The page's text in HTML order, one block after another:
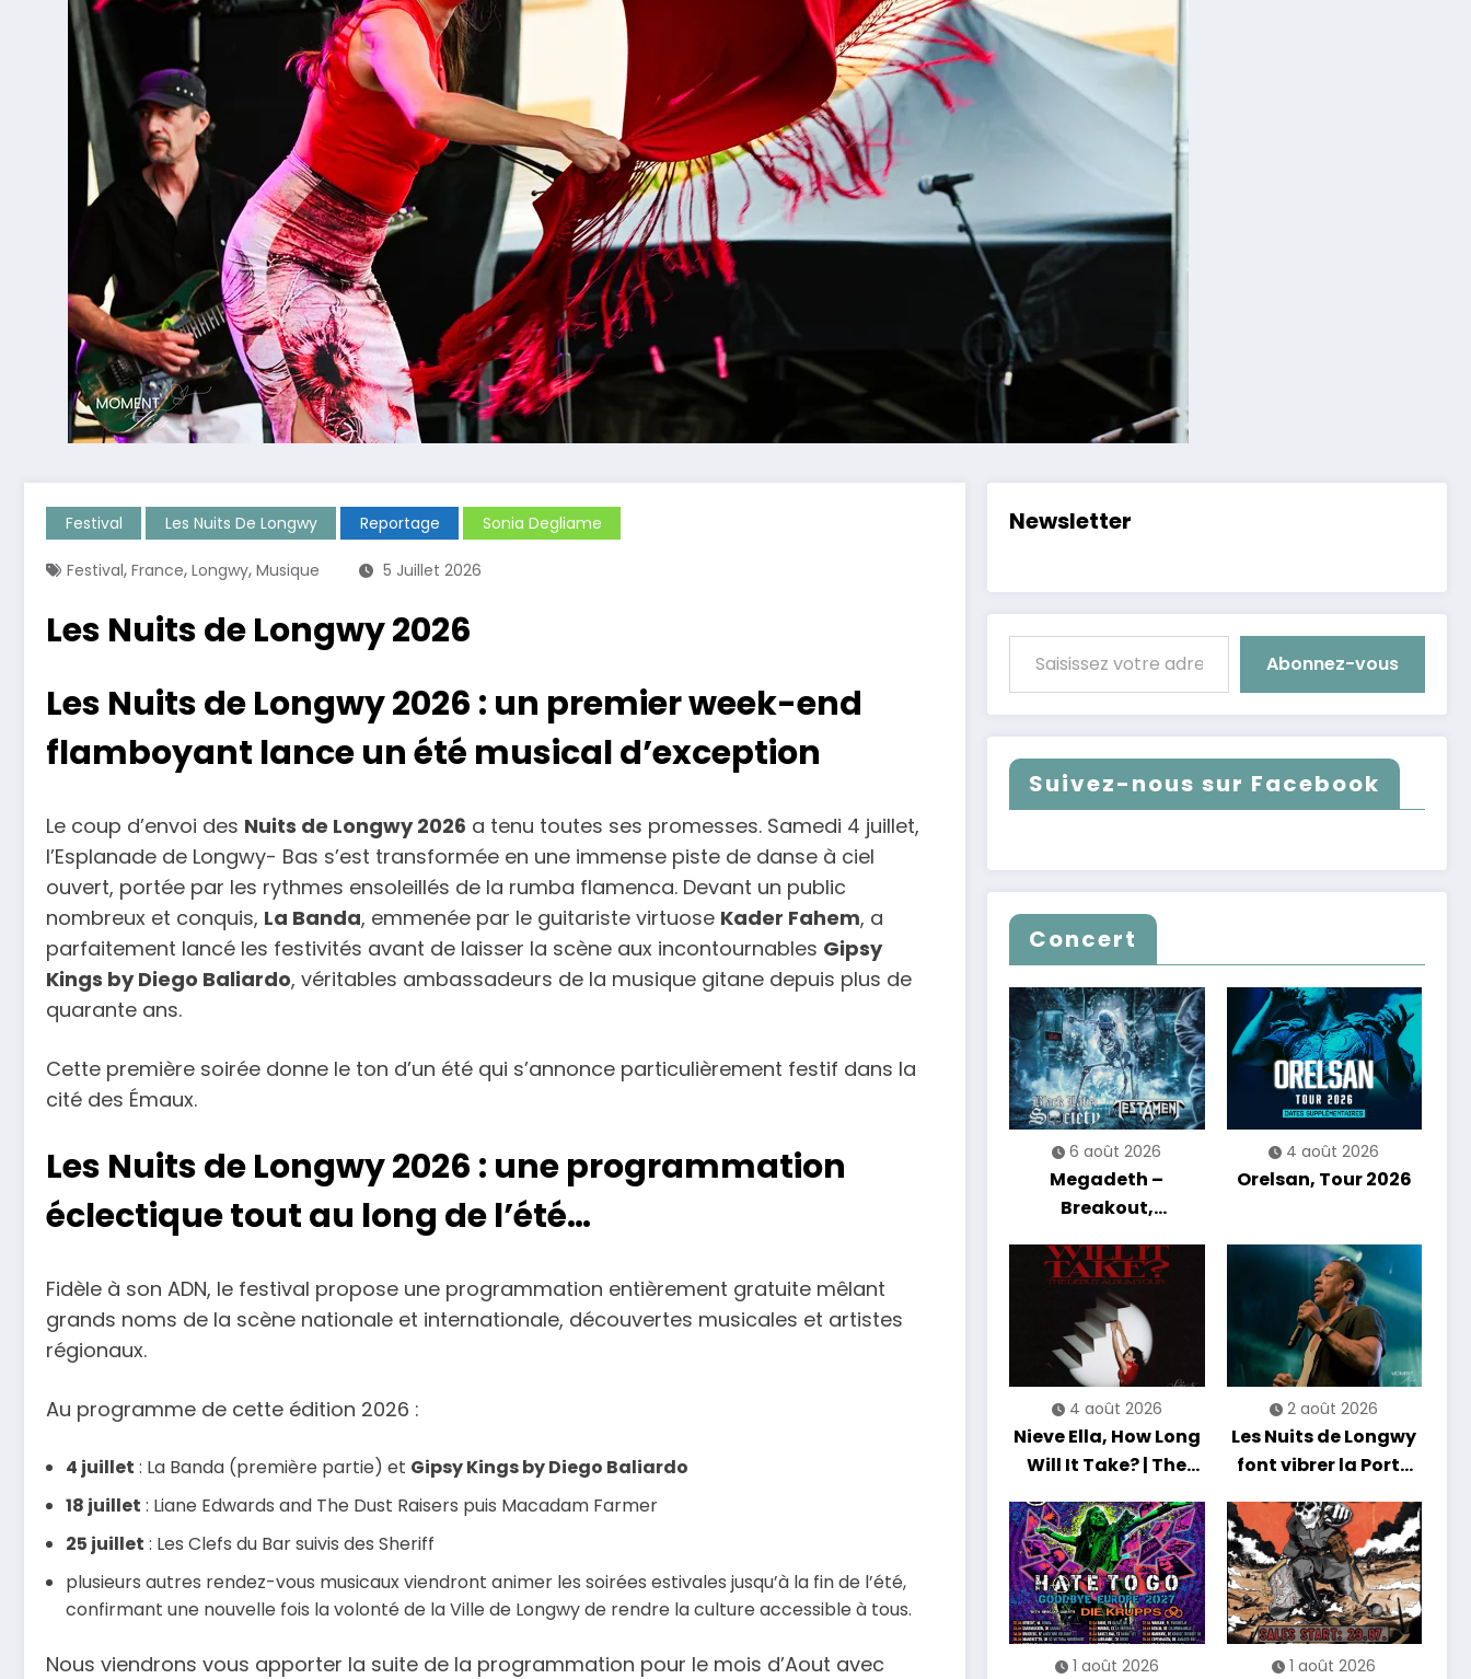
Festival Les Nuits De Longwy Reportage Sonia Degliame
Festival, France, Longwy, Musique 5 Juillet 2026
Les Nuits de Longwy 2026
Les Nuits de Longwy 2026 : un premier week-end
flamboyant lance un été musical d’exception
Le coup d’envoi des Nuits de Longwy 2026 a tenu toutes ses promesses. Samedi 4 juillet,
l’Esplanade de Longwy- Bas s’est transformée en une immense piste de danse à ciel
ouvert, portée par les rythmes ensoleillés de la rumba flamenca. Devant un public
nombreux et conquis, La Banda, emmenée par le guitariste virtuose Kader Fahem, a
parfaitement lancé les festivités avant de laisser la scène aux incontournables Gipsy
Kings by Diego Baliardo, véritables ambassadeurs de la musique gitane depuis plus de
quarante ans.
Cette première soirée donne le ton d’un été qui s’annonce particulièrement festif dans la
cité des Émaux.
Les Nuits de Longwy 2026 : une programmation
éclectique tout au long de l’été…
Fidèle à son ADN, le festival propose une programmation entièrement gratuite mêlant
grands noms de la scène nationale et internationale, découvertes musicales et artistes
régionaux.
Au programme de cette édition 2026 :
4 juillet : La Banda (première partie) et Gipsy Kings by Diego Baliardo
18 juillet : Liane Edwards and The Dust Raisers puis Macadam Farmer
25 juillet : Les Clefs du Bar suivis des Sheriff
plusieurs autres rendez-vous musicaux viendront animer les soirées estivales jusqu’à la fin de l’été,
confirmant une nouvelle fois la volonté de la Ville de Longwy de rendre la culture accessible à tous.
Nous viendrons vous apporter la suite de la programmation pour le mois d’Aout avec
Newsletter
Saisissez votre adresse e-mail…
Abonnez-vous
Suivez-nous sur Facebook
Concert
6 août 2026
Megadeth –
Breakout,
Nations Europe Tour
2027
4 août 2026
Orelsan, Tour 2026
4 août 2026
Nieve Ella, How Long
Will It Take? | The
2 août 2026
Les Nuits de Longwy
font vibrer la Porte
soirée entre
découvertes et
énergie reggae
1 août 2026 1 août 2026